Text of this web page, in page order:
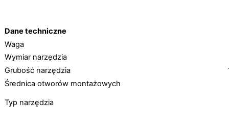
Dane techniczne
Waga
Wymiar narzędzia
Grubość narzędzia
Średnica otworów montażowych
Typ narzędzia